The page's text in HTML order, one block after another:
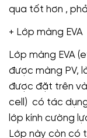
qua tốt hơn ,
+ Lớp màng EVA
Lớp màng EVA
được màng PV,
được đặt trên
cell) có tác
lớp kính cường
Lớp này còn có